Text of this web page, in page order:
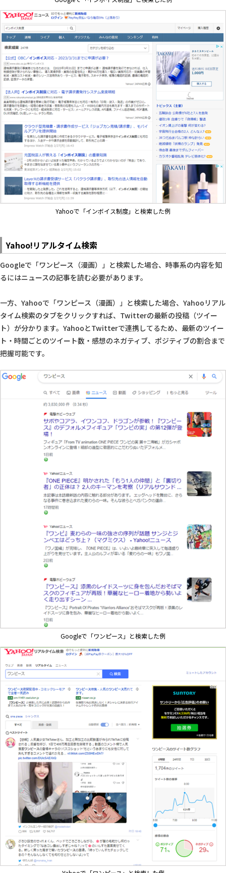
Yahooで「インボイス制度」と検索した例
Yahoo!リアルタイム検索
Googleで「ワンピース（漫画）」と検索した場合、時事系の内容を知
るにはニュースの記事を読む必要があります。
一方、Yahooで「ワンピース（漫画）」と検索した場合、Yahooリアル
タイム検索のタブをクリックすれば、Twitterの最新の投稿（ツイー
ト）が分かります。YahooとTwitterで連携してるため、最新のツイー
ト・時間ごとのツイート数・感想のネガティブ、ポジティブの割合まで
把握可能です。
Googleで「ワンピース」と検索した例